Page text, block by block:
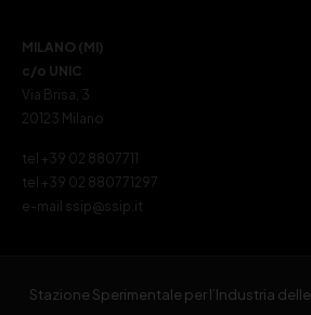
MILANO (MI)
c/o UNIC
Via Brisa, 3
20123 Milano
tel +39 02 8807711
tel +39 02 880771297
e-mail ssip@ssip.it
Stazione Sperimentale per l’Industria